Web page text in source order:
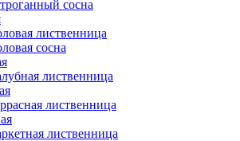
сосна
лиственница
сосна
лиственница
лиственница
лиственница